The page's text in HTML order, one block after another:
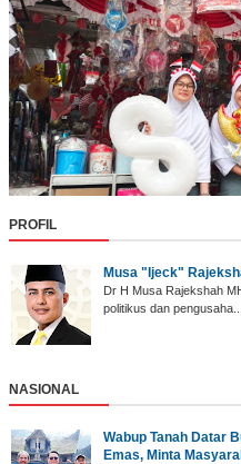
PROFIL
Musa "Ijeck"
Dr H Musa Rajekshah
politikus dan pengusaha...
NASIONAL
Wabup Tanah Datar
Emas, Minta